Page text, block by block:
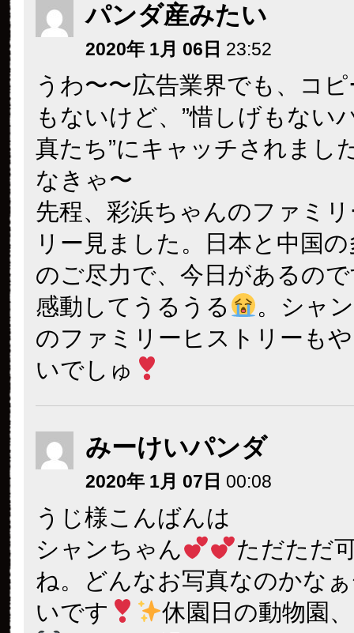
パンダ産みたい
2020年 1月 06日 23:52
うわ〜〜広告業界でも、コ
もないけど、”惜しげもない
真たち”にキャッチされまし
なきゃ〜
先程、彩浜ちゃんのファミ
リー見ました。日本と中国
のご尽力で、今日があるの
感動してうるうる
。シャ
のファミリーヒストリーも
いでしゅ
みーけいパンダ
2020年 1月 07日 00:08
うじ様こんばんは
シャンちゃん
ただただ
ね。どんなお写真なのかな
いです
休園日の動物園